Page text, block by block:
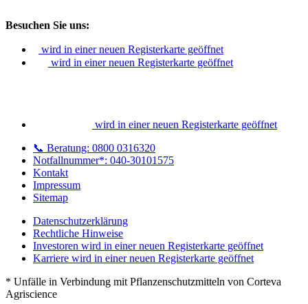
Besuchen Sie uns:
wird in einer neuen Registerkarte geöffnet
wird in einer neuen Registerkarte geöffnet
wird in einer neuen Registerkarte geöffnet
📞 Beratung: 0800 0316320
Notfallnummer*: 040-30101575
Kontakt
Impressum
Sitemap
Datenschutzerklärung
Rechtliche Hinweise
Investoren wird in einer neuen Registerkarte geöffnet
Karriere wird in einer neuen Registerkarte geöffnet
* Unfälle in Verbindung mit Pflanzenschutzmitteln von Corteva
Agriscience